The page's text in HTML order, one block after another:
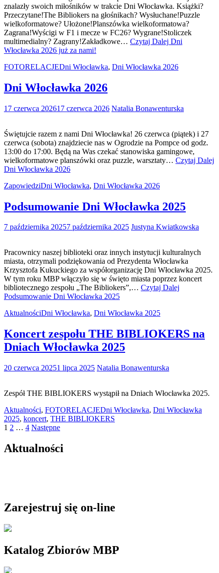
znalazły swoich miłośników w trakcie Dni Włocławka. Książki?
Przeczytane!The Bibliokers na głośnikach? Wysłuchane!Puzzle
wielkoformatowe? Ułożone!Planszówka wielkoformatowa?
Zagrana!Wyścigi w F1 i mecze w FC26? Wygrane!Stoliczek
multimedialny? Zagrany!Zakładkowe… Czytaj Dalej Dni
Włocławka 2026 już za nami!
FOTORELACJEDni Włocławka, Dni Włocławka 2026
Dni Włocławka 2026
17 czerwca 202617 czerwca 2026 Natalia Bonawenturska
Świętujcie razem z nami Dni Włocławka! 26 czerwca (piątek) i 27
czerwca (sobota) znajdziecie nas w Ogrodzie na Pompce od godz.
13:00 do 17:00. Będą na Was czekać stanowiska gamingowe,
wielkoformatowe planszówki oraz puzzle, warsztaty… Czytaj Dalej
Dni Włocławka 2026
ZapowiedziDni Włocławka, Dni Włocławka 2026
Podsumowanie Dni Włocławka 2025
7 października 20257 października 2025 Justyna Kwiatkowska
Pracownicy naszej biblioteki oraz innych instytucji kulturalnych
miasta, otrzymali podziękowania od Prezydenta Włocławka
Krzysztofa Kukuckiego za współorganizację Dni Włocławka 2025.
W tym roku MBP włączyło się w święto miasta poprzez koncert
bibliotecznego zespołu „The Bibliokers”,… Czytaj Dalej
Podsumowanie Dni Włocławka 2025
AktualnościDni Włocławka, Dni Włocławka 2025
Koncert zespołu THE BIBLIOKERS na
Dniach Włocławka 2025
20 czerwca 20251 lipca 2025 Natalia Bonawenturska
Zespół THE BIBLIOKERS wystąpił na Dniach Włocławka 2025.
Aktualności, FOTORELACJEDni Włocławka, Dni Włocławka
2025, koncert, THE BIBLIOKERS
Stronicowanie
wpisów
1 2 … 4 Następne
Aktualności
Zarejestruj się on-line
Katalog Zbiorów MBP